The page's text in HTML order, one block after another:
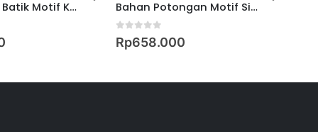
Kaftan Midi Batik Motif Kotak Daun Bahan Potongan Motif Sisik Nusantara
out of 5
Rp658.000